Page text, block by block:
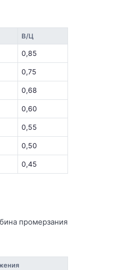
В/Ц
0,85
0,75
0,68
0,60
0,55
0,50
0,45
промерзания